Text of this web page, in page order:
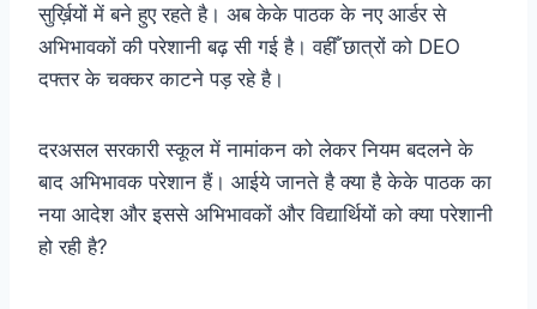
सुर्ख़ियों में बने हुए रहते है। अब केके पाठक के नए आर्डर से
अभिभावकों की परेशानी बढ़ सी गई है। वहीँ छात्रों को DEO
दफ्तर के चक्कर काटने पड़ रहे है।
दरअसल सरकारी स्कूल में नामांकन को लेकर नियम बदलने के
बाद अभिभावक परेशान हैं। आईये जानते है क्या है केके पाठक का
नया आदेश और इससे अभिभावकों और विद्यार्थियों को क्या परेशानी
हो रही है?